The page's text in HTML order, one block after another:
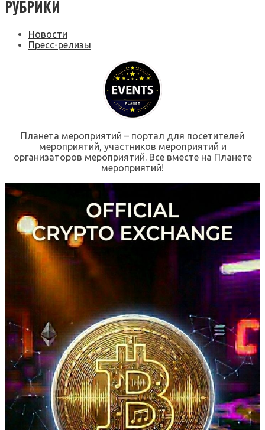
РУБРИКИ
Новости
Пресс-релизы
Планета мероприятий – портал для посетителей
мероприятий, участников мероприятий и
организаторов мероприятий. Все вместе на Планете
мероприятий!